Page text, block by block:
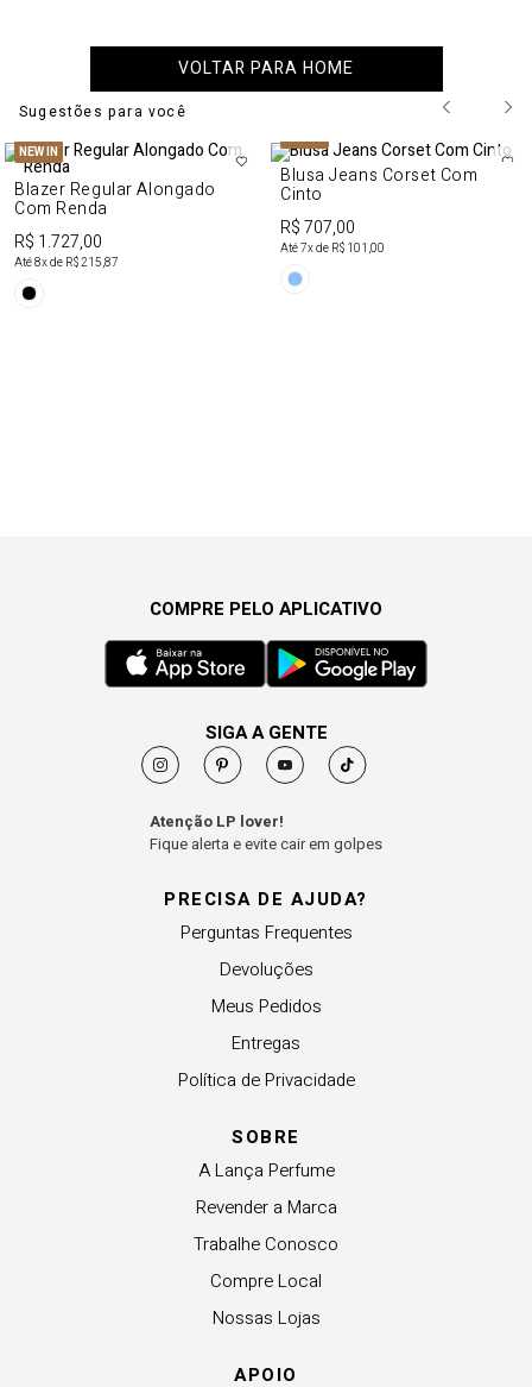
VOLTAR PARA HOME
Sugestões para você
NEW IN
Blazer Regular Alongado
Com Renda
R$ 1.727,00
Até8x de R$ 215,87
NEW IN
Blusa Jeans Corset Com
Cinto
R$ 707,00
Até7x de R$ 101,00
PRECISA DE AJUDA?
Perguntas Frequentes
Devoluções
Meus Pedidos
Entregas
Política de Privacidade
SOBRE
A Lança Perfume
Revender a Marca
Trabalhe Conosco
Compre Local
Nossas Lojas
APOIO
COMPRE PELO APLICATIVO
SIGA A GENTE
Atenção LP lover!
Fique alerta e evite cair em golpes